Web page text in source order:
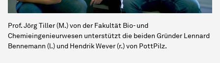
Prof. Jörg Tiller (M.) von der Fakultät Bio- und
Chemieingenieurwesen unterstützt die beiden Gründer Lennard
Bennemann (l.) und Hendrik Wever (r.) von PottPilz.